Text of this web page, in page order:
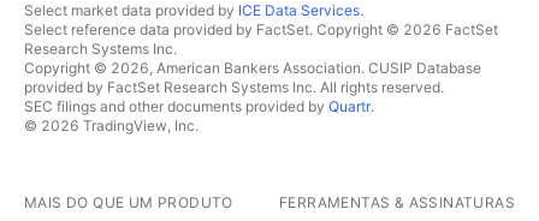
Select market data provided by ICE Data Services.
Select reference data provided by FactSet. Copyright © 2026 FactSet
Research Systems Inc.
Copyright © 2026, American Bankers Association. CUSIP Database
provided by FactSet Research Systems Inc. All rights reserved.
SEC filings and other documents provided by Quartr.
© 2026 TradingView, Inc.
MAIS DO QUE UM PRODUTO FERRAMENTAS & ASSINATURAS